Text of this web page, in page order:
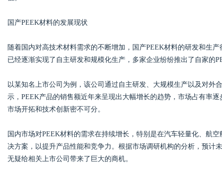
国产PEEK材料的发展现状
随着国内对高技术材料需求的不断增加，国产PEEK材料的研发和生
已经逐渐实现了自主研发和规模化生产，多家企业纷纷推出了自家的
以某知名上市公司为例，该公司通过自主研发、大规模生产以及对外
示，PEEK产品的销售额近年来呈现出大幅增长的趋势，市场占有率
市场开拓和技术创新密不可分。
国内市场对PEEK材料的需求在持续增长，特别是在汽车轻量化、航
决方案，以提升产品性能和竞争力。根据市场调研机构的分析，预计
无疑给相关上市公司带来了巨大的商机。